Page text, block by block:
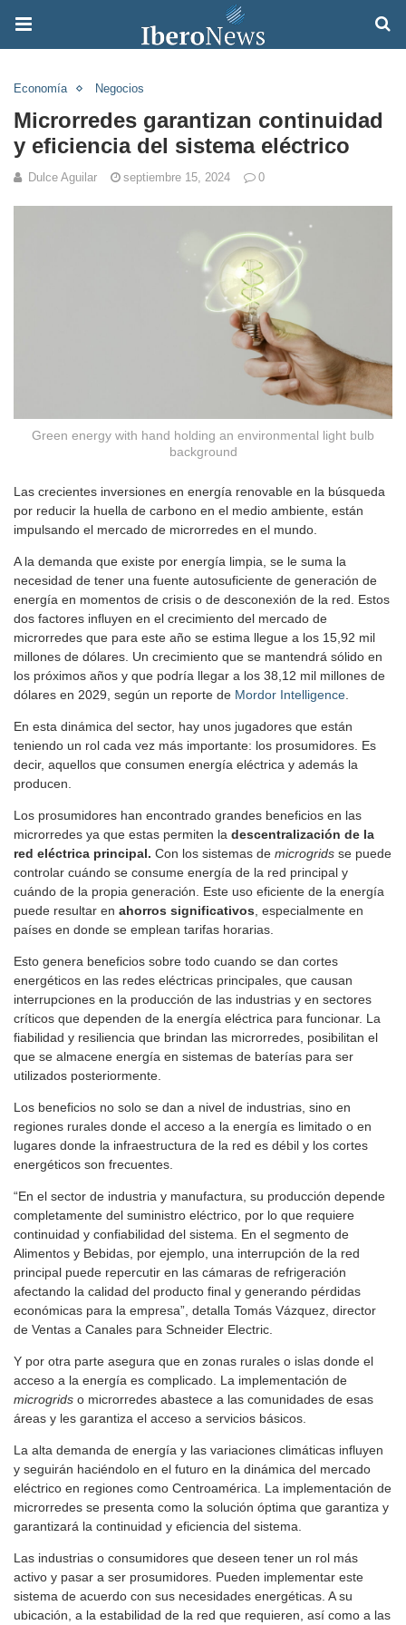
Economía Negocios
Microrredes garantizan continuidad
y eficiencia del sistema eléctrico
Dulce Aguilar septiembre 15, 2024 0
Green energy with hand holding an environmental light bulb
background
Las crecientes inversiones en energía renovable en la búsqueda
por reducir la huella de carbono en el medio ambiente, están
impulsando el mercado de microrredes en el mundo.
A la demanda que existe por energía limpia, se le suma la
necesidad de tener una fuente autosuficiente de generación de
energía en momentos de crisis o de desconexión de la red. Estos
dos factores influyen en el crecimiento del mercado de
microrredes que para este año se estima llegue a los 15,92 mil
millones de dólares. Un crecimiento que se mantendrá sólido en
los próximos años y que podría llegar a los 38,12 mil millones de
dólares en 2029, según un reporte de Mordor Intelligence
En esta dinámica del sector, hay unos jugadores que están
teniendo un rol cada vez más importante: los prosumidores. Es
decir, aquellos que consumen energía eléctrica y además la
producen.
Los prosumidores han encontrado grandes beneficios en las
microrredes ya que estas permiten la descentralización de la
red eléctrica principal. Con los sistemas de microgrids se puede
controlar cuándo se consume energía de la red principal y
cuándo de la propia generación. Este uso eficiente de la energía
puede resultar en ahorros significativos , especialmente en
países en donde se emplean tarifas horarias.
Esto genera beneficios sobre todo cuando se dan cortes
energéticos en las redes eléctricas principales, que causan
interrupciones en la producción de las industrias y en sectores
críticos que dependen de la energía eléctrica para funcionar. La
fiabilidad y resiliencia que brindan las microrredes, posibilitan el
que se almacene energía en sistemas de baterías para ser
utilizados posteriormente.
Los beneficios no solo se dan a nivel de industrias, sino en
regiones rurales donde el acceso a la energía es limitado o en
lugares donde la infraestructura de la red es débil y los cortes
energéticos son frecuentes.
“En el sector de industria y manufactura, su producción depende
completamente del suministro eléctrico, por lo que requiere
continuidad y confiabilidad del sistema. En el segmento de
Alimentos y Bebidas, por ejemplo, una interrupción de la red
principal puede repercutir en las cámaras de refrigeración
afectando la calidad del producto final y generando pérdidas
económicas para la empresa”, detalla Tomás Vázquez, director
de Ventas a Canales para Schneider Electric.
Y por otra parte asegura que en zonas rurales o islas donde el
acceso a la energía es complicado. La implementación de
microgrids o microrredes abastece a las comunidades de esas
áreas y les garantiza el acceso a servicios básicos.
La alta demanda de energía y las variaciones climáticas influyen
y seguirán haciéndolo en el futuro en la dinámica del mercado
eléctrico en regiones como Centroamérica. La implementación de
microrredes se presenta como la solución óptima que garantiza y
garantizará la continuidad y eficiencia del sistema.
Las industrias o consumidores que deseen tener un rol más
activo y pasar a ser prosumidores. Pueden implementar este
sistema de acuerdo con sus necesidades energéticas. A su
ubicación, a la estabilidad de la red que requieren, así como a las